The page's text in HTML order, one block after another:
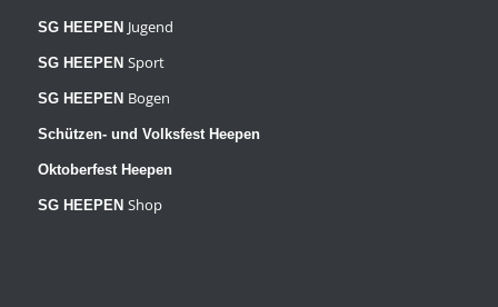
SG HEEPEN Jugend
SG HEEPEN Sport
SG HEEPEN Bogen
Schützen- und Volksfest Heepen
Oktoberfest Heepen
SG HEEPEN Shop